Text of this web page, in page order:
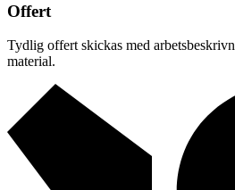
Offert
Tydlig offert skickas med
material.